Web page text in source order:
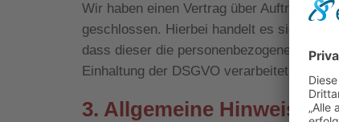
Wir haben einen Vertrag über
geschlossen. Hierbei handelt es sich um
dass dieser die personenbezogenen
Einhaltung der DSGVO verarbeitet.
3. Allgemeine Hinweise